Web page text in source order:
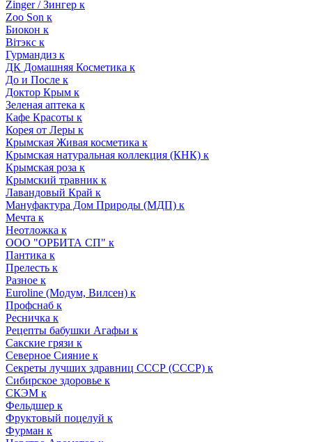
Zinger / Зингер к
Zoo Son к
Биокон к
Вiтэкс к
Гурмандиз к
ДК Домашняя Косметика к
До и После к
Доктор Крым к
Зеленая аптека к
Кафе Красоты к
Корея от Леры к
Крымская Живая косметика к
Крымская натуральная коллекция (КНК) к
Крымская роза к
Крымский травник к
Лавандовый Край к
Мануфактура Дом Природы (МДП) к
Мечта к
Неотложка к
ООО "ОРБИТА СП" к
Пантика к
Прелесть к
Разное к
Euroline (Модум, Вилсен) к
Профснаб к
Ресничка к
Рецепты бабушки Агафьи к
Сакские грязи к
Северное Сияние к
Секреты лучших здравниц СССР (СССР) к
Сибирское здоровье к
СКЭМ к
Фельдшер к
Фруктовый поцелуй к
Фурман к